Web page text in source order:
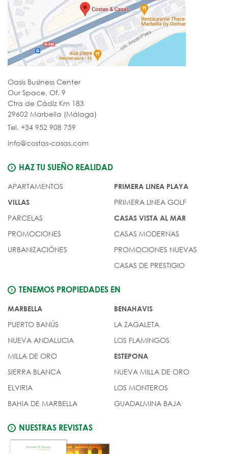
Oasis Business Center
Our Space, Of. 9
Ctra de Cádiz Km 183
29602 Marbella (Málaga)
Tel. +34 952 908 759
info@costas-casas.com
HAZ TU SUEÑO REALIDAD
APARTAMENTOS
VILLAS
PARCELAS
PROMOCIONES
URBANIZACIÓNES
PRIMERA LINEA PLAYA
PRIMERA LINEA GOLF
CASAS VISTA AL MAR
CASAS MODERNAS
PROMOCIONES NUEVAS
CASAS DE PRESTIGIO
TENEMOS PROPIEDADES EN
MARBELLA
PUERTO BANÚS
NUEVA ANDALUCIA
MILLA DE ORO
SIERRA BLANCA
ELVIRIA
BAHIA DE MARBELLA
BENAHAVIS
LA ZAGALETA
LOS FLAMINGOS
ESTEPONA
NUEVA MILLA DE ORO
LOS MONTEROS
GUADALMINA BAJA
NUESTRAS REVISTAS